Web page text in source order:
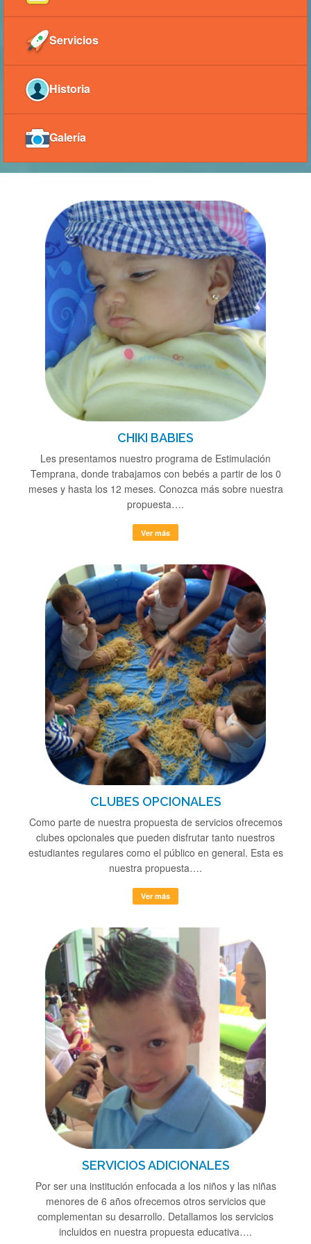
Servicios
Historia
Galería
CHIKI BABIES
Les presentamos nuestro programa de Estimulación
Temprana, donde trabajamos con bebés a partir de los 0
meses y hasta los 12 meses. Conozca más sobre nuestra
propuesta….
Ver más
CLUBES OPCIONALES
Como parte de nuestra propuesta de servicios ofrecemos
clubes opcionales que pueden disfrutar tanto nuestros
estudiantes regulares como el público en general. Esta es
nuestra propuesta….
Ver más
SERVICIOS ADICIONALES
Por ser una institución enfocada a los niños y las niñas
menores de 6 años ofrecemos otros servicios que
complementan su desarrollo. Detallamos los servicios
incluidos en nuestra propuesta educativa….